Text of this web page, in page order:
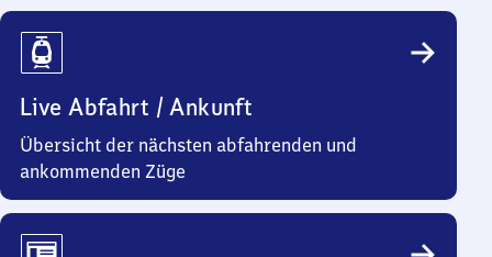
Reiseinfos
Live Abfahrt / Ankunft
Übersicht der nächsten abfahrenden und
ankommenden Züge